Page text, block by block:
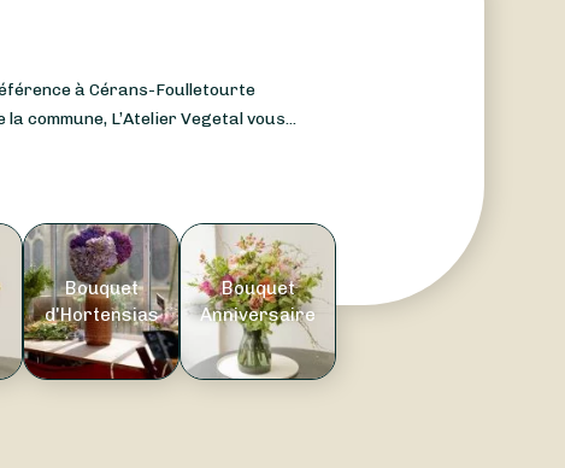
à Cérans-Foulletourte
commune, L’Atelier Vegetal vous...
Bouquet
d'Hortensias
Bouquet
Anniversaire